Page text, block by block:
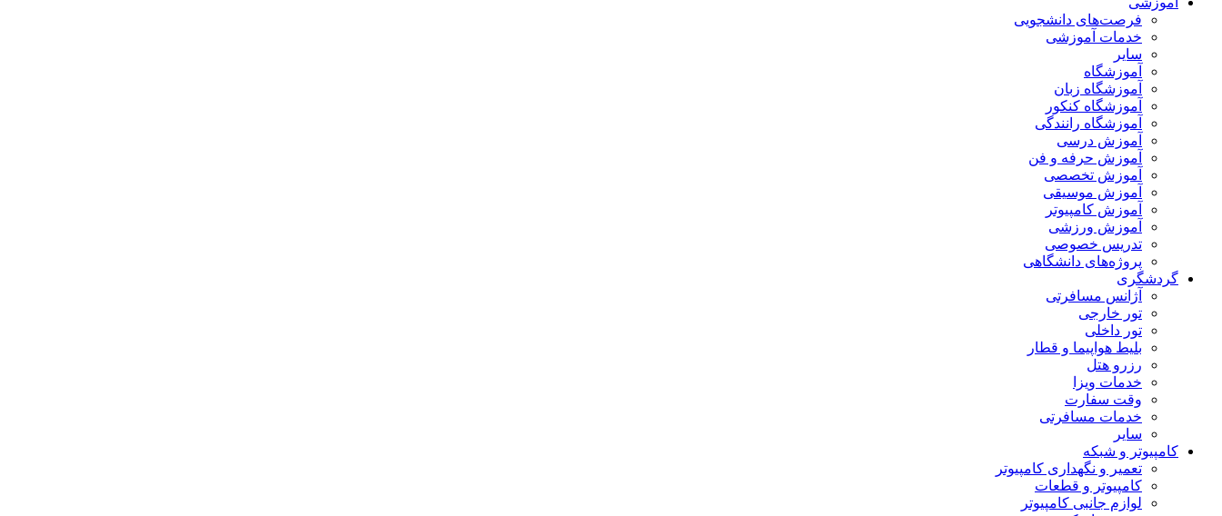
فرصت‌های دانشجویی
خدمات آموزشی
سایر
آموزشگاه
آموزشگاه زبان
آموزشگاه کنکور
آموزشگاه رانندگی
آموزش درسی
آموزش حرفه و فن
آموزش تخصصی
آموزش موسیقی
آموزش کامپیوتر
آموزش ورزشی
تدریس خصوصی
پروژه‌های دانشگاهی
گردشگری
آژانس مسافرتی
تور خارجی
تور داخلی
بلیط هواپیما و قطار
رزرو هتل
خدمات ویزا
وقت سفارت
خدمات مسافرتی
سایر
کامپیوتر و شبکه
تعمیر و نگهداری کامپیوتر
کامپیوتر و قطعات
لوازم جانبی کامپیوتر